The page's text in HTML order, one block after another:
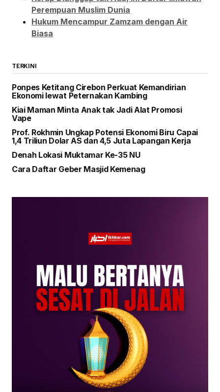
Perempuan Muslim Dunia
Hukum Mencampur Zamzam dengan Air
Biasa
TERKINI
Ponpes Ketitang Cirebon Perkuat Kemandirian
Ekonomi lewat Peternakan Kambing
Kiai Maman Minta Anak tak Jadi Alat Promosi
Vape
Prof. Rokhmin Ungkap Potensi Ekonomi Biru Capai
1,4 Triliun Dolar AS dan 4,5 Juta Lapangan Kerja
Denah Lokasi Muktamar Ke-35 NU
Cara Daftar Geber Masjid Kemenag